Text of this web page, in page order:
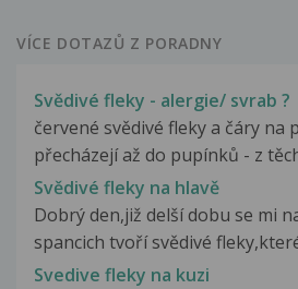
VÍCE DOTAZŮ Z PORADNY
Svědivé fleky - alergie/ svrab ?
červené svědivé fleky a čáry na
přecházejí až do pupínků - z
Svědivé fleky na hlavě
Dobrý den,již delší dobu se mi
spancich tvoří svědivé
Svedive fleky na kuzi